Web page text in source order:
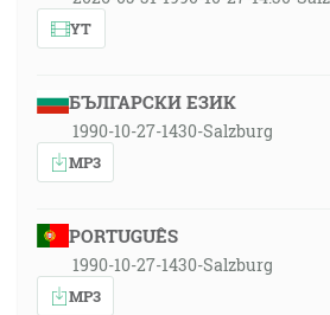
YT
БЪЛГАРСКИ ЕЗИК
1990-10-27-1430-Salzburg
MP3
PORTUGUÊS
1990-10-27-1430-Salzburg
MP3